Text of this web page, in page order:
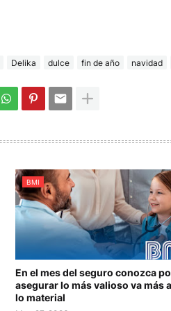
Delika dulce fin de año navidad
BMI
En el mes del seguro conozca
asegurar lo más valioso va más
lo material